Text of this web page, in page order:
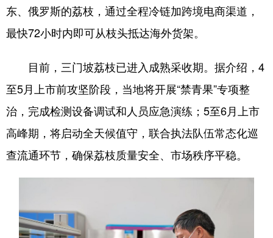
东、俄罗斯的荔枝，通过全程冷链加跨境电商渠道，
最快72小时内即可从枝头抵达海外货架。
目前，三门坡荔枝已进入成熟采收期。据介绍，4
至5月上市前攻坚阶段，当地将开展“禁青果”专项整
治，完成检测设备调试和人员应急演练；5至6月上市
高峰期，将启动全天候值守，联合执法队伍常态化巡
查流通环节，确保荔枝质量安全、市场秩序平稳。